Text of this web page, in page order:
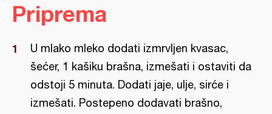
Priprema
U mlako mleko dodati izmrvljen kvasac,
šećer, 1 kašiku brašna, izmešati i ostaviti da
odstoji 5 minuta. Dodati jaje, ulje, sirće i
izmešati. Postepeno dodavati brašno,